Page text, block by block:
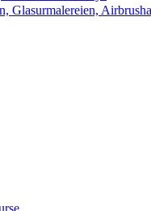
Glasurmalereien,